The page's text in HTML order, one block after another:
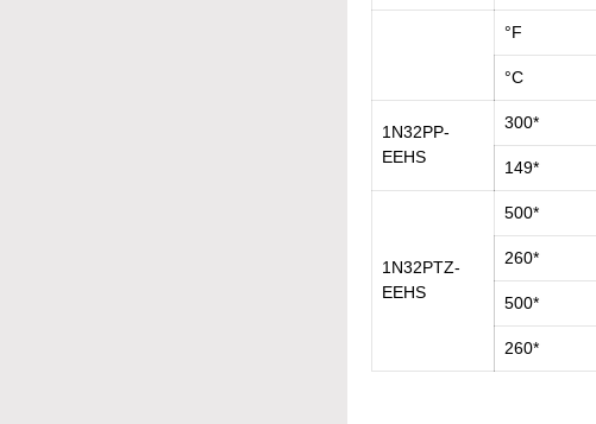
°F
°C
1N32PP-
EEHS
300*
149*
1N32PTZ-
EEHS
500*
260*
500*
260*